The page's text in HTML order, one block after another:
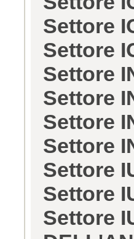
Settore
Settore
Settore
Settore
Settore
Settore
Settore
Settore
Settore